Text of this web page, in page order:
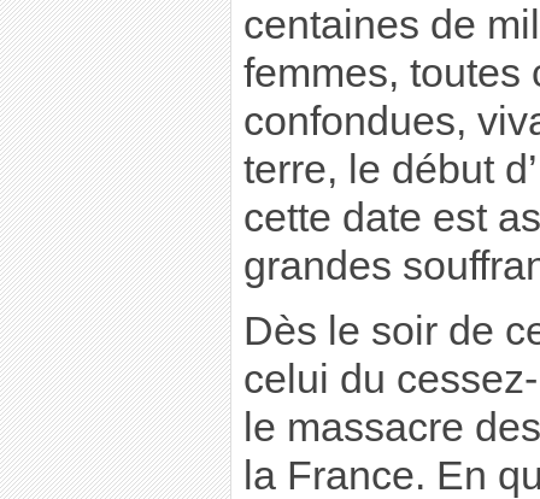
centaines de
femmes, toutes
confondues,
terre, le début
cette date est
grandes
Dès le soir de
celui du
le massacre
la France. En